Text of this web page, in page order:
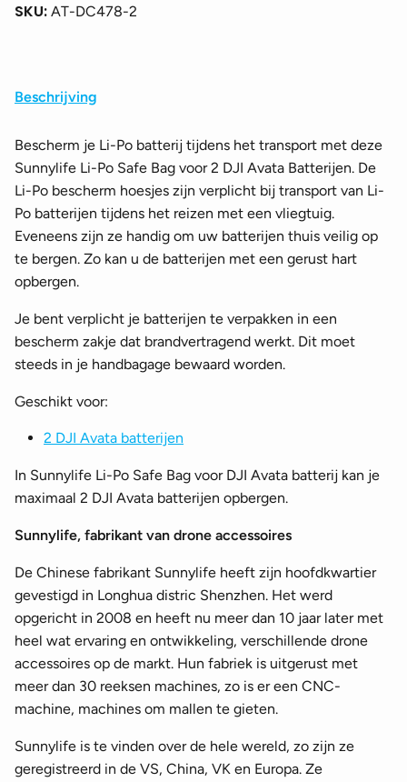
SKU: AT-DC478-2
Beschrijving
Bescherm je Li-Po batterij tijdens het transport met deze
Sunnylife Li-Po Safe Bag voor 2 DJI Avata Batterijen. De
Li-Po bescherm hoesjes zijn verplicht bij transport van Li-
Po batterijen tijdens het reizen met een vliegtuig.
Eveneens zijn ze handig om uw batterijen thuis veilig op
te bergen. Zo kan u de batterijen met een gerust hart
opbergen.
Je bent verplicht je batterijen te verpakken in een
bescherm zakje dat brandvertragend werkt. Dit moet
steeds in je handbagage bewaard worden.
Geschikt voor:
2 DJI Avata batterijen
In Sunnylife Li-Po Safe Bag voor DJI Avata batterij kan je
maximaal 2 DJI Avata batterijen opbergen.
Sunnylife, fabrikant van drone accessoires
De Chinese fabrikant Sunnylife heeft zijn hoofdkwartier
gevestigd in Longhua distric Shenzhen. Het werd
opgericht in 2008 en heeft nu meer dan 10 jaar later met
heel wat ervaring en ontwikkeling, verschillende drone
accessoires op de markt. Hun fabriek is uitgerust met
meer dan 30 reeksen machines, zo is er een CNC-
machine, machines om mallen te gieten.
Sunnylife is te vinden over de hele wereld, zo zijn ze
geregistreerd in de VS, China, VK en Europa. Ze